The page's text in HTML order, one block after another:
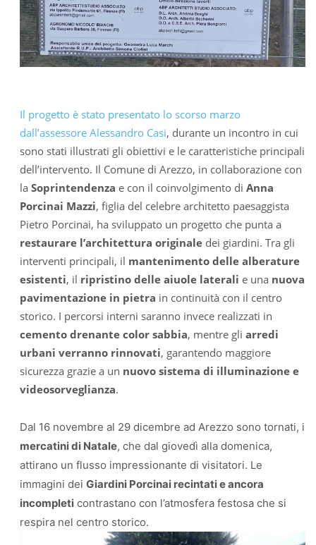
Il progetto è stato presentato lo scorso marzo
dall’assessore Alessandro Casi, durante un incontro in cui
sono stati illustrati gli obiettivi e le caratteristiche principali
dell’intervento. Il Comune di Arezzo, in collaborazione con
la Soprintendenza e con il coinvolgimento di Anna
Porcinai Mazzi, figlia del celebre architetto paesaggista
Pietro Porcinai, ha sviluppato un progetto che punta a
restaurare l’architettura originaledei giardini. Tra gli
interventi principali, il mantenimento delle alberature
esistenti, il ripristino delle aiuole laterali e una nuova
pavimentazione in pietra in continuità con il centro
storico. I percorsi interni saranno invece realizzati in
cemento drenante color sabbia, mentre gli arredi
urbani verranno rinnovati, garantendo maggiore
sicurezza grazie a un nuovo sistema di illuminazione e
videosorveglianza.
Dal 16 novembre al 29 dicembre ad Arezzo sono tornati, i
mercatini di Natale, che dal giovedì alla domenica,
attirano un flusso impressionante di visitatori. Le
immagini dei Giardini Porcinai recintati e ancora
incompleticontrastano con l’atmosfera festosa che si
respira nel centro storico.